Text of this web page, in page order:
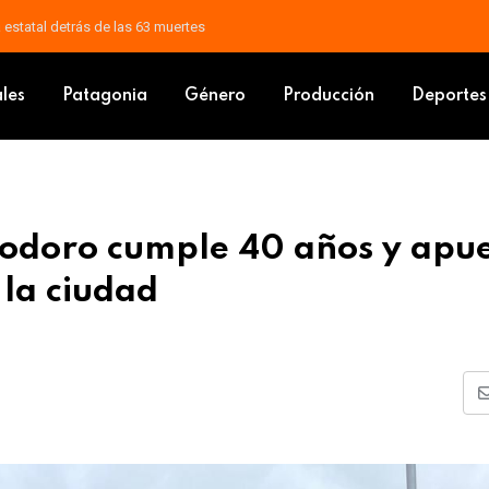
histórico exfuncionario municipal
Patagonia Género Producción Deportes
cumple 40 años y
ciudad